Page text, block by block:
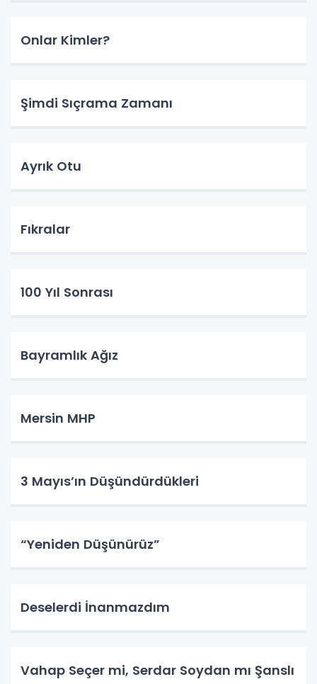
Onlar Kimler?
Şimdi Sıçrama Zamanı
Ayrık Otu
Fıkralar
100 Yıl Sonrası
Bayramlık Ağız
Mersin MHP
3 Mayıs’ın Düşündürdükleri
“Yeniden Düşünürüz”
Deselerdi İnanmazdım
Vahap Seçer mi, Serdar Soydan mı Şanslı